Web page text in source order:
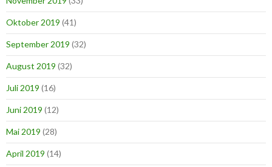
Oktober 2019 (41)
September 2019 (32)
August 2019 (32)
Juli 2019 (16)
Juni 2019 (12)
Mai 2019 (28)
April 2019 (14)